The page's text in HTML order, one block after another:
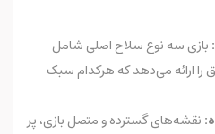
بازی سه نوع سلاح اصلی شامل
را ارائه می‌دهد که هرکدام سبک
نقشه‌های گسترده و متصل بازی، پر